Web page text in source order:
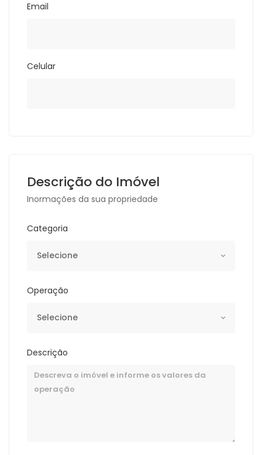
Email
Celular
Descrição do Imóvel
Inormações da sua propriedade
Categoria
Selecione
Operação
Selecione
Descrição